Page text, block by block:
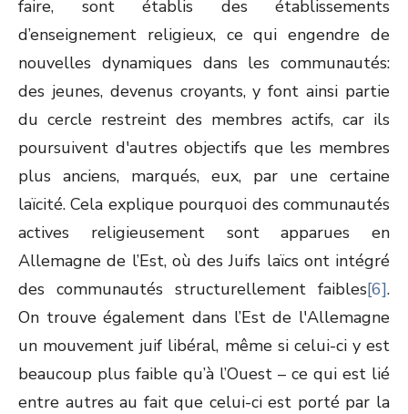
faire, sont établis des établissements
d’enseignement religieux, ce qui engendre de
nouvelles dynamiques dans les communautés:
des jeunes, devenus croyants, y font ainsi partie
du cercle restreint des membres actifs, car ils
poursuivent d'autres objectifs que les membres
plus anciens, marqués, eux, par une certaine
laïcité. Cela explique pourquoi des communautés
actives religieusement sont apparues en
Allemagne de l’Est, où des Juifs laïcs ont intégré
des communautés structurellement faibles[6].
On trouve également dans l’Est de l'Allemagne
un mouvement juif libéral, même si celui-ci y est
beaucoup plus faible qu’à l’Ouest – ce qui est lié
entre autres au fait que celui-ci est porté par la